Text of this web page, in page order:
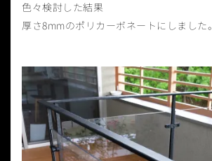
色々検討した結果
厚さ8mmのポリカーボネートにしました。